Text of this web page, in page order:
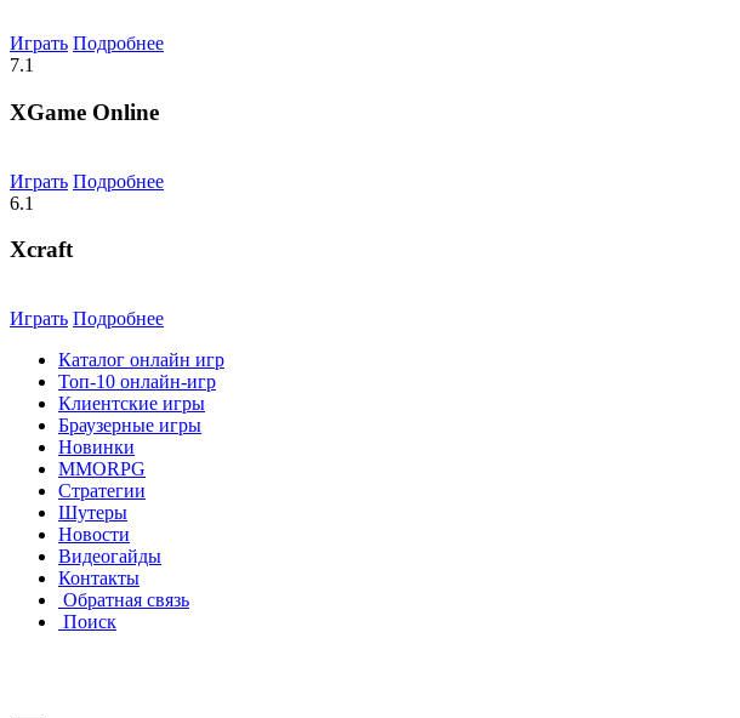
Играть Подробнее
7.1
XGame Online
Играть Подробнее
6.1
Xcraft
Играть Подробнее
Каталог онлайн игр
Топ-10 онлайн-игр
Клиентские игры
Браузерные игры
Новинки
MMORPG
Стратегии
Шутеры
Новости
Видеогайды
Контакты
Обратная связь
Поиск